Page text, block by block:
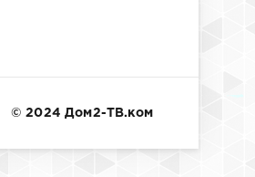
© 2024 Дом2-ТВ.ком